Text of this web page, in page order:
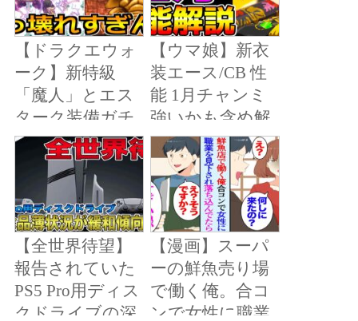
【ドラクエウォ
ーク】新特級
「魔人」とエス
ターク装備ガチ
ャの緊急作戦会
議！ワクワクが
止まらんぞ！
【ウマ娘】新衣
装エース/CB 性
能 1月チャンミ
強いかも含め解
説！正月カツラ
ギエース/ミスタ
ーシービー 新ガ
チャ評価 攻略解
説！【ウマ娘プ
リティーダービ
ー サポカガチャ
無料10連 アルダ
【全世界待望】
報告されていた
PS5 Pro用ディス
クドライブの深
【漫画】スーパ
ーの鮮魚売り場
で働く俺。合コ
ンで女性に職業